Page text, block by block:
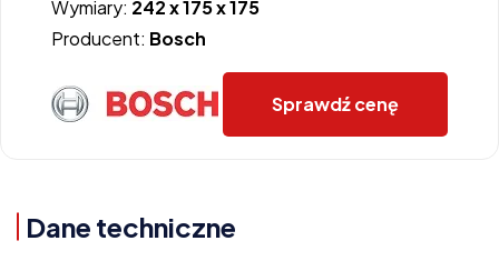
Wymiary: 242 x 175 x 175
Producent: Bosch
Sprawdź cenę
Dane techniczne